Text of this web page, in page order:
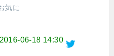
気に
2016-06-18 14:30